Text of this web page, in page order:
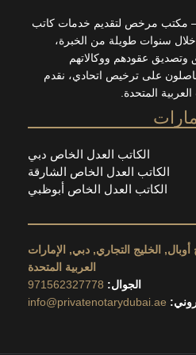
مكتب مرخص لتقديم خدمات كاتب
سنوات طويلة من الخبرة،
وتصديق عقودهم ووكالاتهم
حاصلون على ترخيص اتحادي، نقدم
المتحدة.
الكاتب العدل الخاص دبي
الكاتب العدل الخاص الشارقة
الكاتب العدل الخاص أبوظبي
805, برج أوبال, الخليج التجاري, دبي, الإمارات
العربية المتحدة
الجوال: 971562327778
info@privatenotarydubai.ae